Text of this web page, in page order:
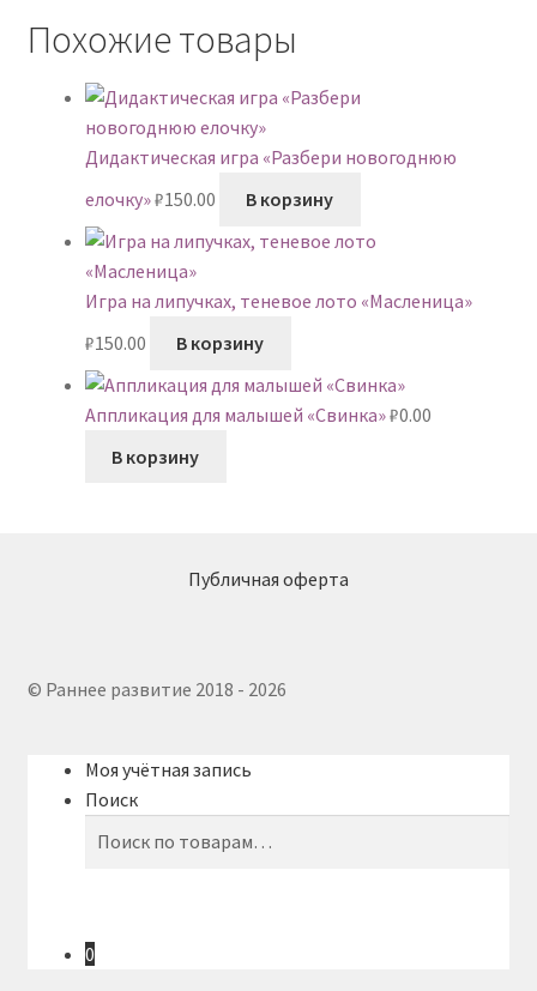
Похожие товары
Дидактическая игра «Разбери новогоднюю
елочку»₽150.00 В корзину
Игра на липучках, теневое лото «Масленица»
₽150.00 В корзину
Аппликация для малышей «Свинка»₽0.00
В корзину
Публичная оферта
© Раннее развитие 2018 - 2026
Моя учётная запись
Поиск
0